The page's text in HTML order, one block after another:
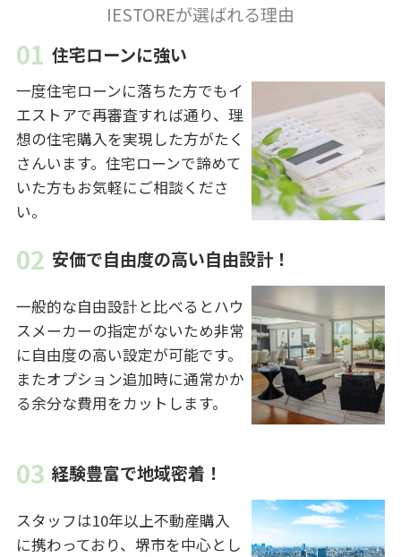
IESTOREが選ばれる理由
住宅ローンに強い
一度住宅ローンに落ちた方でもイ
エストアで再審査すれば通り、理
想の住宅購入を実現した方がたく
さんいます。住宅ローンで諦めて
いた方もお気軽にご相談くださ
い。
安価で自由度の高い自由設計！
一般的な自由設計と比べるとハウ
スメーカーの指定がないため非常
に自由度の高い設定が可能です。
またオプション追加時に通常かか
る余分な費用をカットします。
経験豊富で地域密着！
スタッフは10年以上不動産購入
に携わっており、堺市を中心とし